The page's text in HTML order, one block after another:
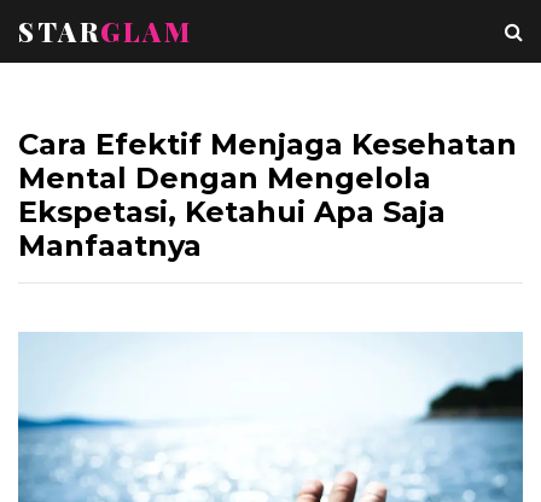
STARGLAM
Cara Efektif Menjaga Kesehatan
Mental Dengan Mengelola
Ekspetasi, Ketahui Apa Saja
Manfaatnya